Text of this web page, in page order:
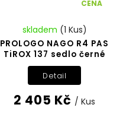
CENA
PROLOGO NAGO R4 PAS
TiROX 137 sedlo černé
skladem (1 Kus)
2 405 Kč / Kus
Detail